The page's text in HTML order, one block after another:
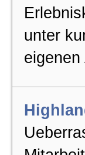
unter
eigenen